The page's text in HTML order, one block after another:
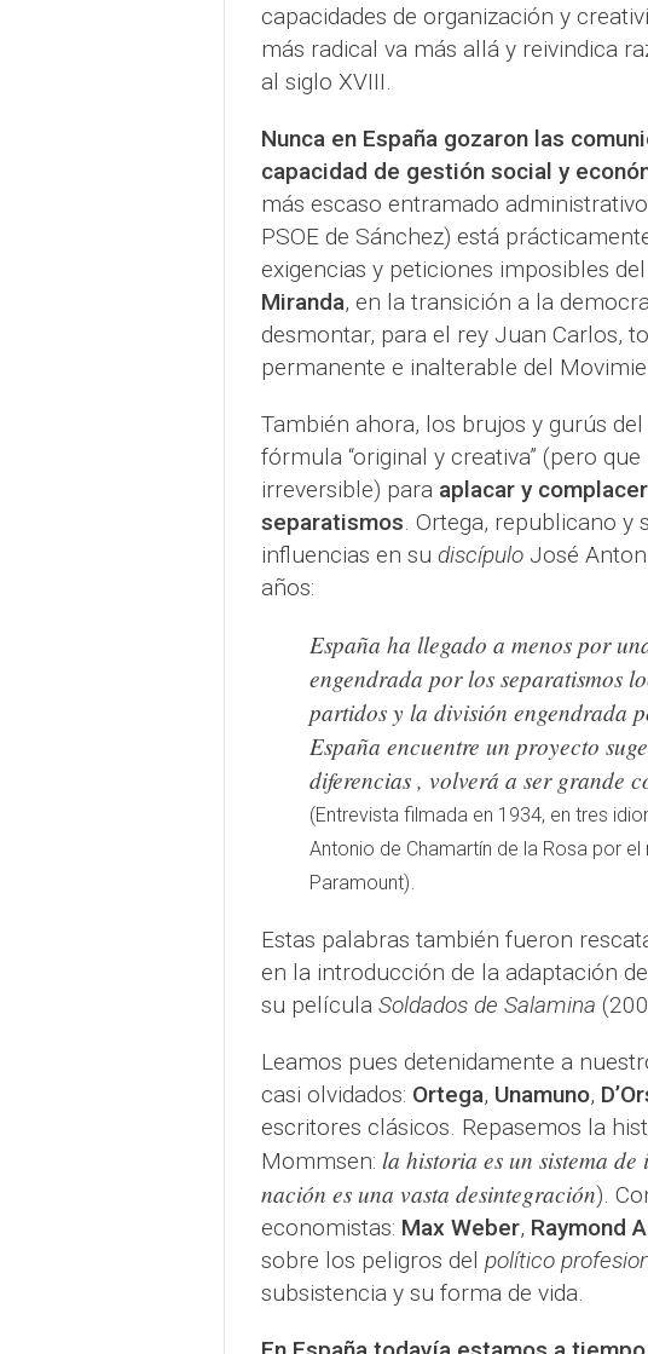
capacidades de organización y
más radical va más allá y reivindica
al siglo XVIII.
Nunca en España gozaron las
capacidad de gestión social y
más escaso entramado
PSOE de Sánchez) está
exigencias y peticiones imposibles
Miranda, en la transición a la
desmontar, para el rey Juan Carlos,
permanente e inalterable del
También ahora, los brujos y gurús
fórmula “original y creativa” (pero
irreversible) para aplacar y
separatismos. Ortega, republicano y
influencias en su discípuloJosé
años:
España ha llegado a menos por
engendrada por los separatismos
partidos y la división engendrada
España encuentre un proyecto
diferencias , volverá a ser grande
(Entrevista filmada en 1934, en tres
Antonio de Chamartín de la Rosa por
Paramount).
Estas palabras también fueron
en la introducción de la adaptación
su película Soldados de Salamina
Leamos pues detenidamente a
casi olvidados: Ortega, Unamuno,
escritores clásicos. Repasemos la
Mommsen: la historia es un sistema
nación es una vasta desintegración).
economistas: Max Weber, Raymond
sobre los peligros del político
subsistencia y su forma de vida.